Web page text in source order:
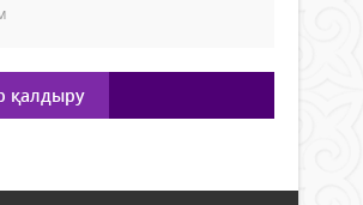
қалдыру